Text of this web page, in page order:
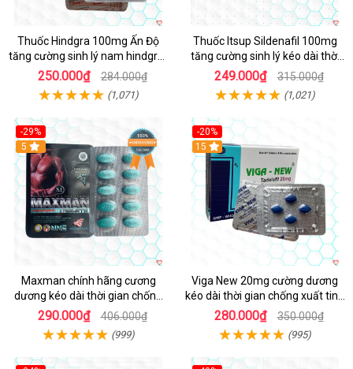
Thuốc Hindgra 100mg Ấn Độ
tăng cường sinh lý nam hindgra-
100 chống xts cương dương
250.000₫ 284.000₫
(1,071)
Thuốc Itsup Sildenafil 100mg
tăng cường sinh lý kéo dài thời
gian cho nam
249.000₫ 315.000₫
(1,021)
-29%
Hot
5
Maxman chính hãng cương
dương kéo dài thời gian chống
xuất tinh sớm hộp 10 viên
290.000₫ 406.000₫
(999)
-20%
15
Viga New 20mg cường dương
kéo dài thời gian chống xuất tinh
hộp 4 viên
280.000₫ 350.000₫
(995)